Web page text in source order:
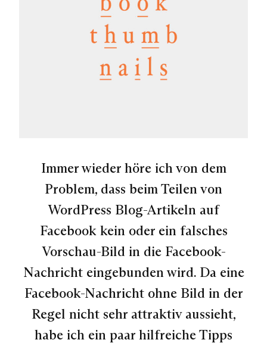
Immer wieder höre ich von dem
Problem, dass beim Teilen von
WordPress Blog-Artikeln auf
Facebook kein oder ein falsches
Vorschau-Bild in die Facebook-
Nachricht eingebunden wird. Da eine
Facebook-Nachricht ohne Bild in der
Regel nicht sehr attraktiv aussieht,
habe ich ein paar hilfreiche Tipps